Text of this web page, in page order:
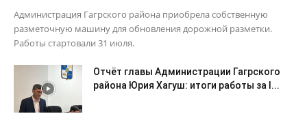
Администрация Гагрского района приобрела собственную
разметочную машину для обновления дорожной разметки.
Работы стартовали 31 июля.
Отчёт главы Администрации Гагрского
района Юрия Хагуш: итоги работы за I...